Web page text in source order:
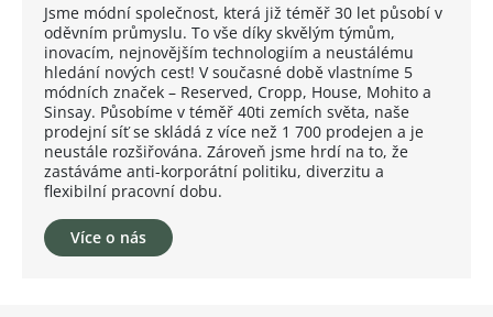
Jsme módní společnost, která již téměř 30 let působí v
oděvním průmyslu. To vše díky skvělým týmům,
inovacím, nejnovějším technologiím a neustálému
hledání nových cest! V současné době vlastníme 5
módních značek – Reserved, Cropp, House, Mohito a
Sinsay. Působíme v téměř 40ti zemích světa, naše
prodejní síť se skládá z více než 1 700 prodejen a je
neustále rozšiřována. Zároveň jsme hrdí na to, že
zastáváme anti-korporátní politiku, diverzitu a
flexibilní pracovní dobu.
Více o nás